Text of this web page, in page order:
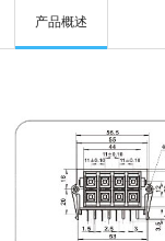
产品概述